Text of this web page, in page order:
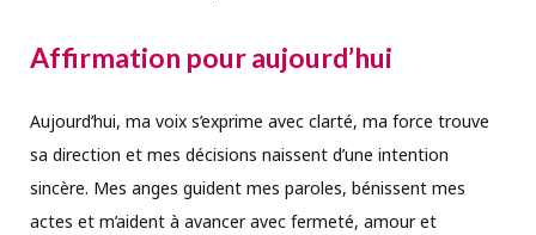
Affirmation pour aujourd’hui
Aujourd’hui, ma voix s’exprime avec clarté, ma force trouve
sa direction et mes décisions naissent d’une intention
sincère. Mes anges guident mes paroles, bénissent mes
actes et m’aident à avancer avec fermeté, amour et